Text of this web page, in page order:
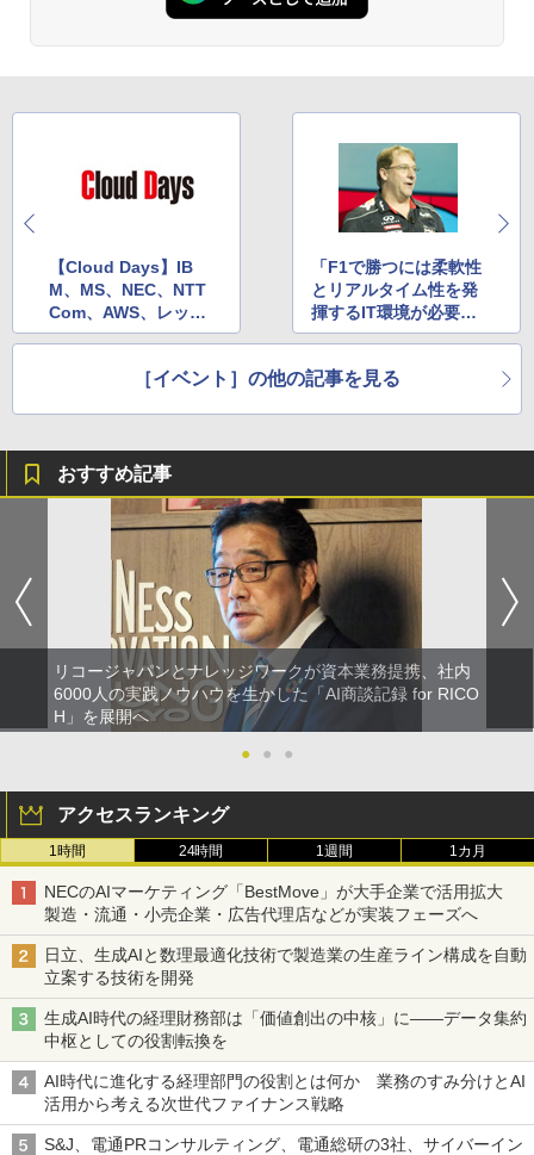
【Cloud Days】IB
M、MS、NEC、NTT
Com、AWS、レッド
ハットなどが最新クラ
「F1で勝つには柔軟性
とリアルタイム性を発
揮するIT環境が必要」
～IBM Pulseレポート
［イベント］の他の記事を見る
おすすめ記事
リコージャパンとナレッジワークが資本業務提携、社内
6000人の実践ノウハウを生かした「AI商談記録 for RICO
H」を展開へ
●
● ●
アクセスランキング
1時間 24時間 1週間 1カ月
NECのAIマーケティング「BestMove」が大手企業で活用拡大
製造・流通・小売企業・広告代理店などが実装フェーズへ
日立、生成AIと数理最適化技術で製造業の生産ライン構成を自動
立案する技術を開発
生成AI時代の経理財務部は「価値創出の中核」に――データ集約
中枢としての役割転換を
AI時代に進化する経理部門の役割とは何か 業務のすみ分けとAI
活用から考える次世代ファイナンス戦略
S&J、電通PRコンサルティング、電通総研の3社、サイバーイン